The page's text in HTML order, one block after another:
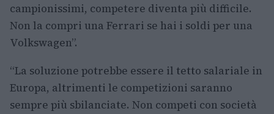
campionissimi, competere diventa più difficile.
Non la compri una Ferrari se hai i soldi per una
Volkswagen”.
“La soluzione potrebbe essere il tetto salariale in
Europa, altrimenti le competizioni saranno
sempre più sbilanciate. Non competi con società